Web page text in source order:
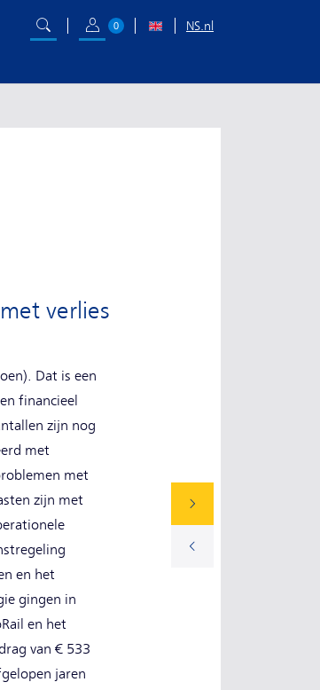
0 NS.nl
verlies
Dat is een
financieel
zijn nog
met
met
zijn met
en het
gingen in
en het
van € 533
jaren